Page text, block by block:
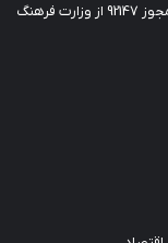
فصلنامه تخصصی دروازه اقتصاد و کارآفرینی با شماره مجوز 92147 از وزارت فرهنگ